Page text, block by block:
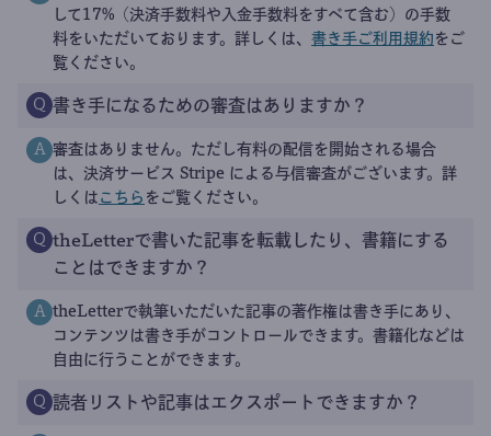
して17%（決済手数料や入金手数料をすべて含む）の手数
料をいただいております。詳しくは、 書き手ご利用規約 をご
覧ください。
Q 書き手になるための審査はありますか？
A 審査はありません。ただし有料の配信を開始される場合
は、決済サービス Stripe による与信審査がございます。詳
しくは こちら をご覧ください。
Q theLetterで書いた記事を転載したり、書籍にする
ことはできますか？
A theLetterで執筆いただいた記事の著作権は書き手にあり、
コンテンツは書き手がコントロールできます。書籍化などは
自由に行うことができます。
Q 読者リストや記事はエクスポートできますか？